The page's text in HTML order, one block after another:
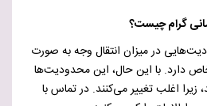
گرام چیست؟
در میزان انتقال وجه به صورت
دارد. با این حال، این محدودیت‌ها
اغلب تغییر می‌کنند. در تماس با